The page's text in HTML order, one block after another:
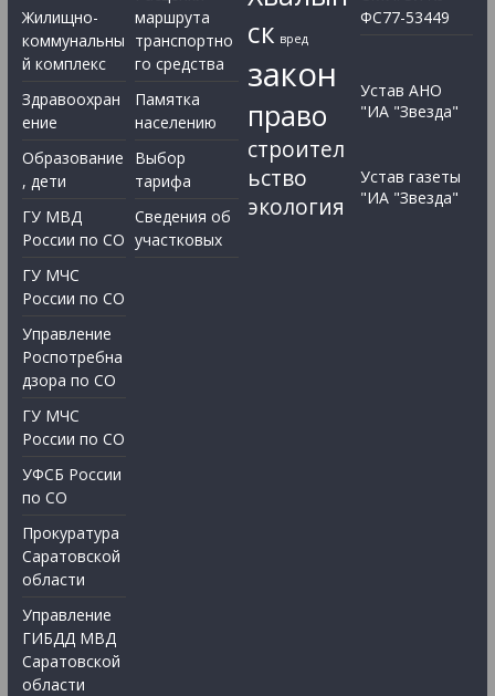
Жилищно-
коммунальны
й комплекс
Здравоохран
ение
Образование
, дети
ГУ МВД
России по СО
ГУ МЧС
России по СО
Управление
Роспотребна
дзора по СО
ГУ МЧС
России по СО
УФСБ России
по СО
Прокуратура
Саратовской
области
Управление
ГИБДД МВД
Саратовской
области
маршрута
транспортно
го средства
Памятка
населению
Выбор
тарифа
Сведения об
участковых
ск вред
закон
право
строител
ьство
экология
ФС77-53449
Устав АНО
"ИА "Звезда"
Устав газеты
"ИА "Звезда"